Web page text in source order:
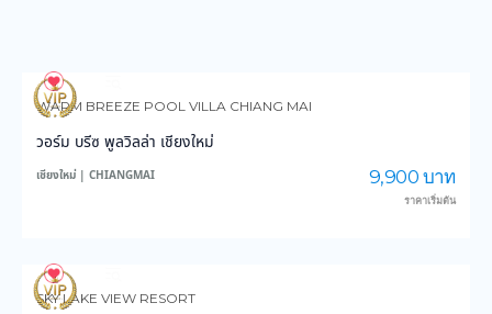
184
WARM BREEZE POOL VILLA CHIANG MAI
วอร์ม บรีซ พูลวิลล่า เชียงใหม่
เชียงใหม่ | CHIANGMAI 9,900 บาท
ราคาเริ่มต้น
190
SKY LAKE VIEW RESORT